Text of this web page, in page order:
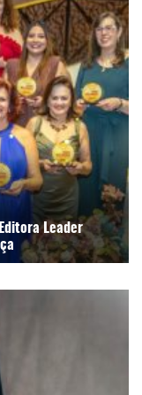
Leader